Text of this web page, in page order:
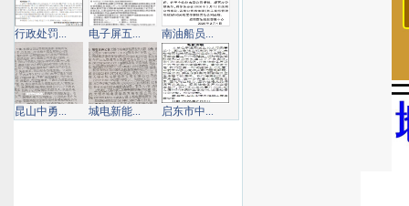
行政处罚... 电子屏五... 南油船员...
昆山中勇... 城电新能... 启东市中...